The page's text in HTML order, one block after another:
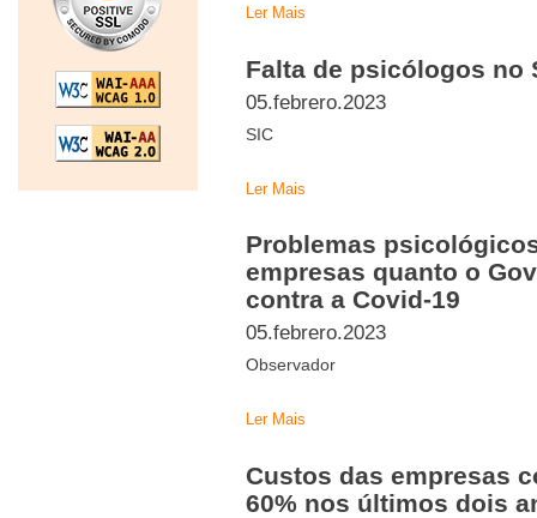
Ler Mais
Falta de psicólogos no
05.febrero.2023
SIC
Ler Mais
Problemas
empresas quanto o
contra a Covid-19
05.febrero.2023
Observador
Ler Mais
Custos das empresas
60% nos últimos dois